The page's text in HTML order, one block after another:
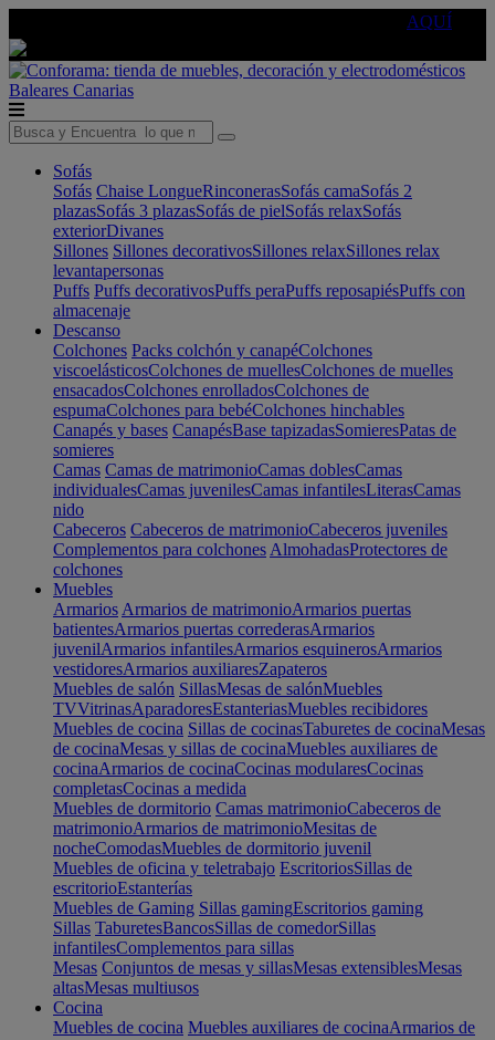
AQUÍ
Baleares Canarias
Sofás
Sofás Chaise LongueRinconerasSofás camaSofás 2
plazasSofás 3 plazasSofás de pielSofás relaxSofás
exteriorDivanes
Sillones Sillones decorativosSillones relaxSillones relax
levantapersonas
Puffs Puffs decorativosPuffs peraPuffs reposapiésPuffs con
almacenaje
Descanso
Colchones Packs colchón y canapéColchones
viscoelásticosColchones de muellesColchones de muelles
ensacadosColchones enrolladosColchones de
espumaColchones para bebéColchones hinchables
Canapés y bases CanapésBase tapizadasSomieresPatas de
somieres
Camas Camas de matrimonioCamas doblesCamas
individualesCamas juvenilesCamas infantilesLiterasCamas
nido
Cabeceros Cabeceros de matrimonioCabeceros juveniles
Complementos para colchones AlmohadasProtectores de
colchones
Muebles
Armarios Armarios de matrimonioArmarios puertas
batientesArmarios puertas correderasArmarios
juvenilArmarios infantilesArmarios esquinerosArmarios
vestidoresArmarios auxiliaresZapateros
Muebles de salón SillasMesas de salónMuebles
TVVitrinasAparadoresEstanteriasMuebles recibidores
Muebles de cocina Sillas de cocinasTaburetes de cocinaMesas
de cocinaMesas y sillas de cocinaMuebles auxiliares de
cocinaArmarios de cocinaCocinas modularesCocinas
completasCocinas a medida
Muebles de dormitorio Camas matrimonioCabeceros de
matrimonioArmarios de matrimonioMesitas de
nocheComodasMuebles de dormitorio juvenil
Muebles de oficina y teletrabajo EscritoriosSillas de
escritorioEstanterías
Muebles de Gaming Sillas gamingEscritorios gaming
Sillas TaburetesBancosSillas de comedorSillas
infantilesComplementos para sillas
Mesas Conjuntos de mesas y sillasMesas extensiblesMesas
altasMesas multiusos
Cocina
Muebles de cocina Muebles auxiliares de cocinaArmarios de